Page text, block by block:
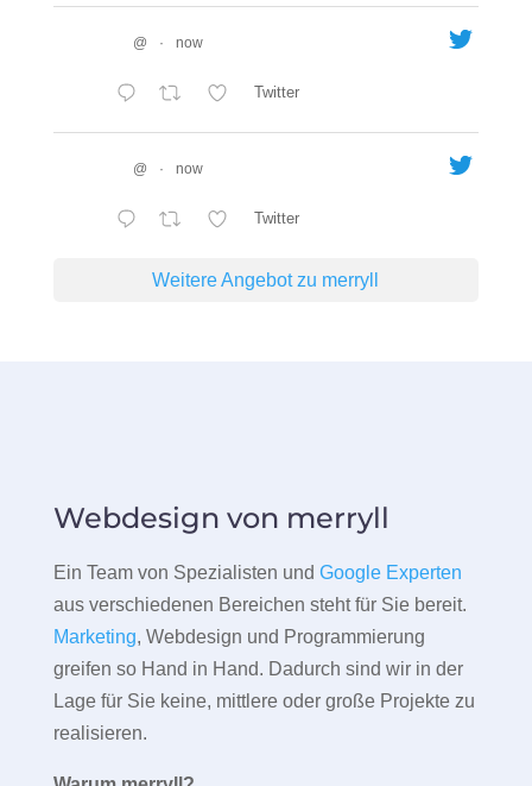
@ · now
Twitter
@ · now
Twitter
Weitere Angebot zu merryll
Webdesign von merryll
Ein Team von Spezialisten und Google Experten
aus verschiedenen Bereichen steht für Sie bereit.
Marketing, Webdesign und Programmierung
greifen so Hand in Hand. Dadurch sind wir in der
Lage für Sie keine, mittlere oder große Projekte zu
realisieren.